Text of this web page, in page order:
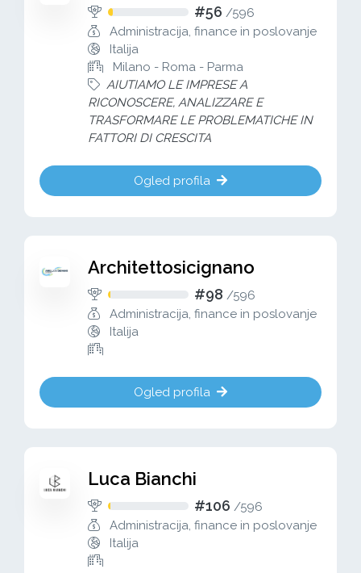
#56 /596
Administracija, finance in poslovanje
Italija
Milano - Roma - Parma
AIUTIAMO LE IMPRESE A
RICONOSCERE, ANALIZZARE E
TRASFORMARE LE PROBLEMATICHE IN
FATTORI DI CRESCITA
Ogled profila
Architettosicignano
#98 /596
Administracija, finance in poslovanje
Italija
Ogled profila
Luca Bianchi
#106 /596
Administracija, finance in poslovanje
Italija